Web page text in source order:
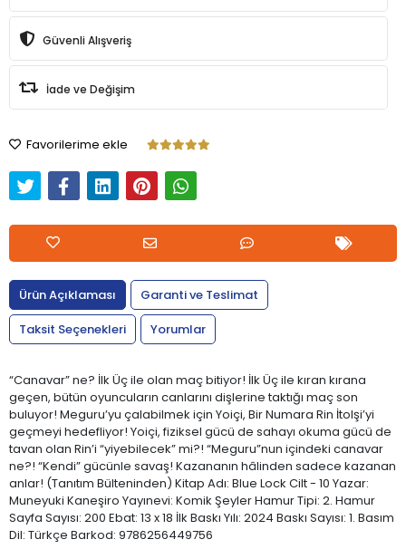
Güvenli Alışveriş
İade ve Değişim
Favorilerime ekle
Ürün Açıklaması
Garanti ve Teslimat
Taksit Seçenekleri
Yorumlar
“Canavar” ne? İlk Üç ile olan maç bitiyor! İlk Üç ile kıran kırana
geçen, bütün oyuncuların canlarını dişlerine taktığı maç son
buluyor! Meguru’yu çalabilmek için Yoiçi, Bir Numara Rin İtolşi’yi
geçmeyi hedefliyor! Yoiçi, fiziksel gücü de sahayı okuma gücü de
tavan olan Rin’i “yiyebilecek” mi?! “Meguru”nun içindeki canavar
ne?! “Kendi” gücünle savaş! Kazananın hâlinden sadece kazanan
anlar! (Tanıtım Bülteninden) Kitap Adı: Blue Lock Cilt - 10 Yazar:
Muneyuki Kaneşiro Yayınevi: Komik Şeyler Hamur Tipi: 2. Hamur
Sayfa Sayısı: 200 Ebat: 13 x 18 İlk Baskı Yılı: 2024 Baskı Sayısı: 1. Basım
Dil: Türkçe Barkod: 9786256449756